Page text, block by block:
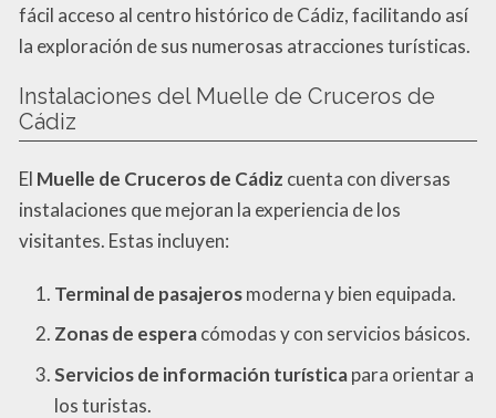
fácil acceso al centro histórico de Cádiz, facilitando así
la exploración de sus numerosas atracciones turísticas.
Instalaciones del Muelle de Cruceros de
Cádiz
El Muelle de Cruceros de Cádiz cuenta con diversas
instalaciones que mejoran la experiencia de los
visitantes. Estas incluyen:
Terminal de pasajerosmoderna y bien equipada.
Zonas de esperacómodas y con servicios básicos.
Servicios de información turísticapara orientar a
los turistas.